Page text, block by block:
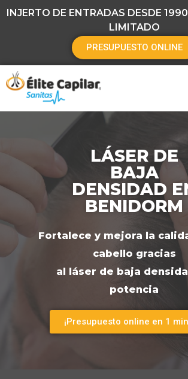
INJERTO DE ENTRADAS DESDE
LIMITADO
PRESUPUESTO ONLINE
LÁSER DE
BAJA
DENSIDAD
BENIDORM
Fortalece y mejora la
cabello gracias
al láser de baja
potencia
¡Presupuesto online en 1